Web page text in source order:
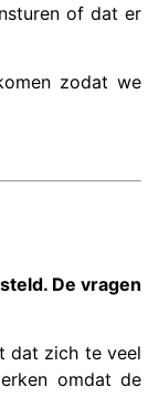
of dat er
zodat we
De vragen
dat zich te veel
omdat de